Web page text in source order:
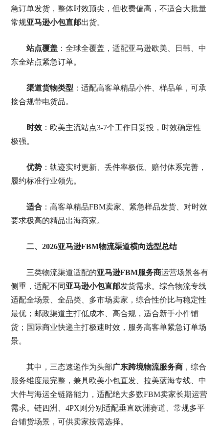
急订单发货，整体时效顶尖，但收费偏高，不适合大批量
常规亚马逊小包直邮出货。
站点覆盖：全球全覆盖，适配亚马逊欧美、日韩、中
东全站点紧急订单。
渠道货物类型 ：适配高客单精品小件、样品单，可承
接合规带电货品。
时效：欧美主流站点3-7个工作日妥投，时效确定性
极强。
优势：轨迹实时更新、丢件率极低、赔付体系完善，
履约标准行业领先。
适合：高客单精品FBM卖家、紧急样品发货、对时效
要求极高的精品出海商家。
二、2026亚马逊FBM物流渠道横向选型总结
三类物流渠道适配的亚马逊FBM服务商运营场景各有
侧重，适配不同 亚马逊小包直邮发货需求。综合物流专线
适配全场景、全品类、多市场卖家，综合性价比与稳定性
最优；邮政渠道主打低成本、高合规，适合新手小件铺
货；国际商业快递主打极速时效，服务高客单紧急订单场
景。
其中，三态速递作为头部广东跨境物流服务商，综合
服务维度最完整，兼具欧美小包直发、拉美蓝海专线、中
大件与海运全链路能力，适配绝大多数FBM卖家长期运营
需求。链四洲、4PX则分别适配垂直欧洲赛道、常规多平
台铺货场景，可供卖家按需选择。